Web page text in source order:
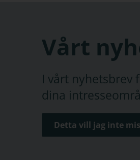
Vårt
I vårt nyhetsbrev
dina
Detta vill jag inte